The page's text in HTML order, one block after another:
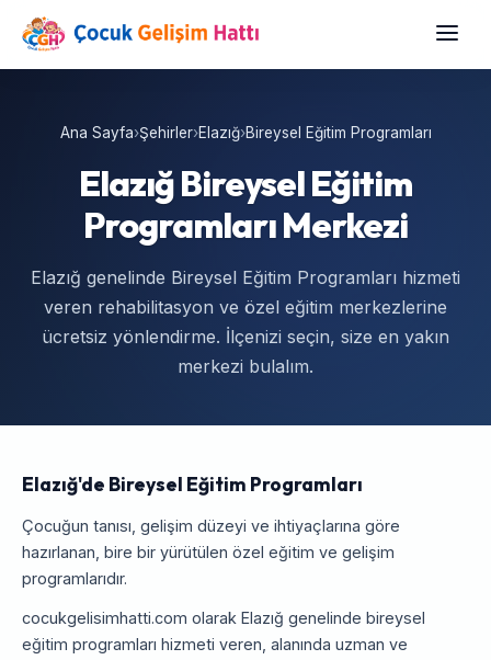
Ana Sayfa›Şehirler›Elazığ›Bireysel Eğitim Programları
Elazığ Bireysel Eğitim
Programları Merkezi
Elazığ genelinde Bireysel Eğitim Programları hizmeti
veren rehabilitasyon ve özel eğitim merkezlerine
ücretsiz yönlendirme. İlçenizi seçin, size en yakın
merkezi bulalım.
Elazığ'de Bireysel Eğitim Programları
Çocuğun tanısı, gelişim düzeyi ve ihtiyaçlarına göre
hazırlanan, bire bir yürütülen özel eğitim ve gelişim
programlarıdır.
cocukgelisimhatti.com olarak Elazığ genelinde bireysel
eğitim programları hizmeti veren, alanında uzman ve